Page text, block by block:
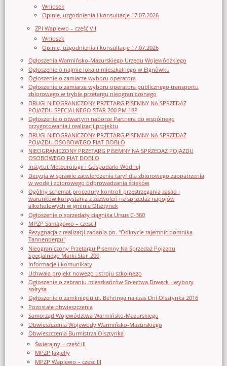
Wniosek
Opinie, uzgodnienia i konsultacje 17.07.2026
ZPI Waplewo – część VII
Wniosek
Opinie, uzgodnienia i konsultacje 17.07.2026
Ogłoszenia Warmińsko-Mazurskiego Urzędu Wojewódzkiego
Ogłoszenie o najmie lokalu mieszkalnego w Elgnówku
Ogłoszenie o zamiarze wyboru operatora
Ogłoszenie o zamiarze wyboru operatora publicznego transportu
zbiorowego w trybie przetargu nieograniczonego
DRUGI NIEOGRANICZONY PRZETARG PISEMNY NA SPRZEDAŻ
POJAZDU SPECJALNEGO STAR 200 PM 18P
Ogłoszenie o otwartym naborze Partnera do wspólnego
przygotowania i realizacji projektu
DRUGI NIEOGRANICZONY PRZETARG PISEMNY NA SPRZEDAŻ
POJAZDU OSOBOWEGO FIAT DOBLO
NIEOGRANICZONY PRZETARG PISEMNY NA SPRZEDAŻ POJAZDU
OSOBOWEGO FIAT DOBLO
Instytut Meteorologii i Gospodarki Wodnej
Decyzja w sprawie zatwierdzenia taryf dla zbiorowego zaopatrzenia
w wodę i zbiorowego odprowadzania ścieków
Ogólny schemat procedury kontroli przestrzegania zasad i
warunków korzystania z zezwoleń na sprzedaż napojów
alkoholowych w gminie Olsztynek
Ogłoszenie o sprzedaży ciągnika Ursus C-360
MPZP Samagowo – czesc I
Rezygnacja z realizacji zadania pn. "Odkrycie tajemnic pomnika
Tannenbergu"
Nieograniczony Przetargu Pisemny Na Sprzedaż Pojazdu
Specjalnego Marki Star_200
Informacje i komunikaty
Uchwała projekt nowego ustroju szkolnego
Ogłoszenie o zebraniu mieszkańców Sołectwa Drwęck - wybory
sołtysa
Ogłoszenie o zamknięciu ul. Behringa na czas Dni Olsztynka 2016
Pozostałe obwieszczenia
Samorząd Województwa Warmińsko-Mazurskiego
Obwieszczenia Wojewody Warmińsko-Mazurskiego
Obwieszczenia Burmistrza Olsztynka
Świętajny – część III
MPZP Jagiełły
MPZP Waplewo – czesc III